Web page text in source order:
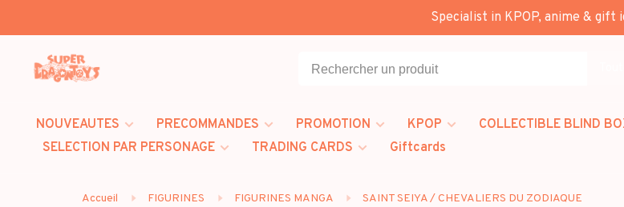
Specialist in KPOP, anime & gift
NOUVEAUTES PRECOMMANDES PROMOTION KPOP COLLECTIBLE BLIND
SELECTION PAR PERSONAGE
TRADING CARDS Giftcards
Accueil FIGURINES FIGURINES MANGA SAINT SEIYA / CHEVALIERS DU ZODIAQUE